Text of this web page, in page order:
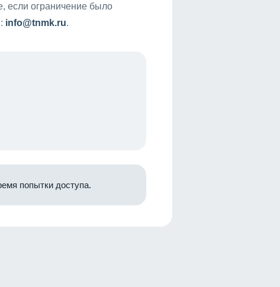
если ограничение было
info@tnmk.ru.
попытки доступа.